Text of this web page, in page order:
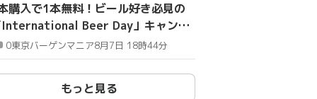
購入で1本無料！ビール好き必見の
Beer Day」キャンペ
は8月9日まで。
0東京バーゲンマニア8月7日 18時44分
もっと見る